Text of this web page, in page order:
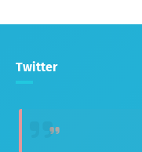
Twitter